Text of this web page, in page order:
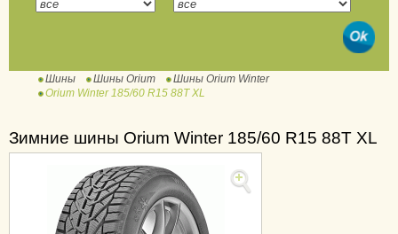
Winter 601
401 High Performance
Light Truck 101
SUV 701
Touring
Ultra High Performance
(UHP)
Шины Шины Orium
Шины Orium Winter
Orium Winter 185/60 R15 88T XL
Зимние шины Orium Winter 185/60 R15 88T XL